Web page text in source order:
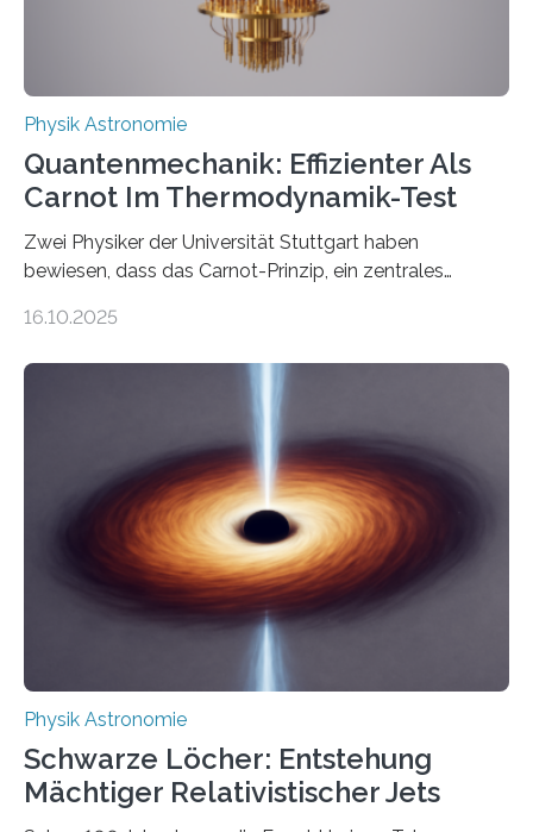
Physik Astronomie
Quantenmechanik: Effizienter Als
Carnot Im Thermodynamik-Test
Zwei Physiker der Universität Stuttgart haben
bewiesen, dass das Carnot-Prinzip, ein zentrales
Größenordnung von Atomen gilt, deren physikalische
Quantenmotoren voranbringen. Das
Wissenschaftsjournal Science Advances veröffentlichte
die Herleitung. (DOI: 10.1126/sciadv.adw8462)
Verbrennungsmotoren oder Dampfturbinen sind
Wärmekraftmaschinen: Sie wandeln thermische
Energie in mechanische Bewegung um – oder anders
ausgedrückt, Wärme in Bewegung. In
quantenmechanischen Experimenten ist es in den…
16.10.2025
Physik Astronomie
Schwarze Löcher: Entstehung
Mächtiger Relativistischer Jets